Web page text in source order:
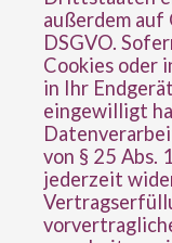
außerdem auf
DSGVO.
Cookies oder
in Ihr
eingewilligt
von § 25 Abs.
jederzeit